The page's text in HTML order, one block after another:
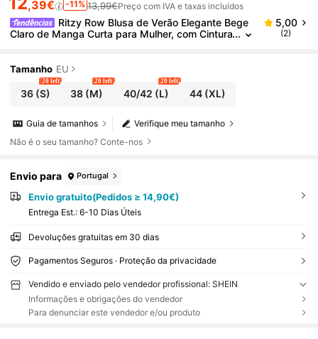
,39€ -11% 13,99€Preço com IVA e taxas incluídos
Ritzy Row Blusa de Verão Elegante Bege
Claro de Manga Curta para Mulher, com Cintura
atura
5,00
(2)
Tamanho EU
36(S)
20 left
38 (M)
20 left
40/42 (L)
20 left
44(XL)
Verifique meu tamanho
Guia de tamanhos
Não é o seu tamanho? Conte-nos
Envio para Portugal
Envio gratuito(Pedidos ≥ 14,90€)
Entrega Est.: 6-10 Dias Úteis
Devoluções gratuitas em 30 dias
Pagamentos Seguros · Proteção da privacidade
Vendido e enviado pelo vendedor profissional: SHEIN
Informações e obrigações do vendedor
Para denunciar este vendedor e/ou produto